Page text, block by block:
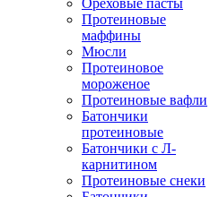
Ореховые пасты
Протеиновые
маффины
Мюсли
Протеиновое
мороженое
Протеиновые вафли
Батончики
протеиновые
Батончики с Л-
карнитином
Протеиновые снеки